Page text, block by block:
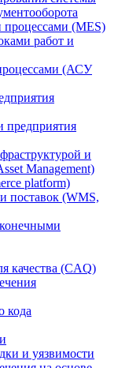
процессами (MES)
работ и
(АСУ
предприятия
и
Management)
platform)
поставок (WMS,
качества (CAQ)
кода
и уязвимости